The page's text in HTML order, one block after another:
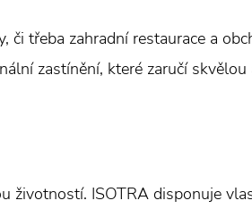
třeba zahradní restaurace a
zastínění, které zaručí
životností. ISOTRA disponuje